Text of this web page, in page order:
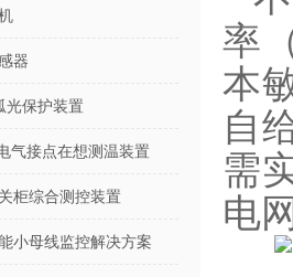
器
光保护装置
气接点在想测温装置
柜综合测控装置
小母线监控解决方案
率
本
自
需
电